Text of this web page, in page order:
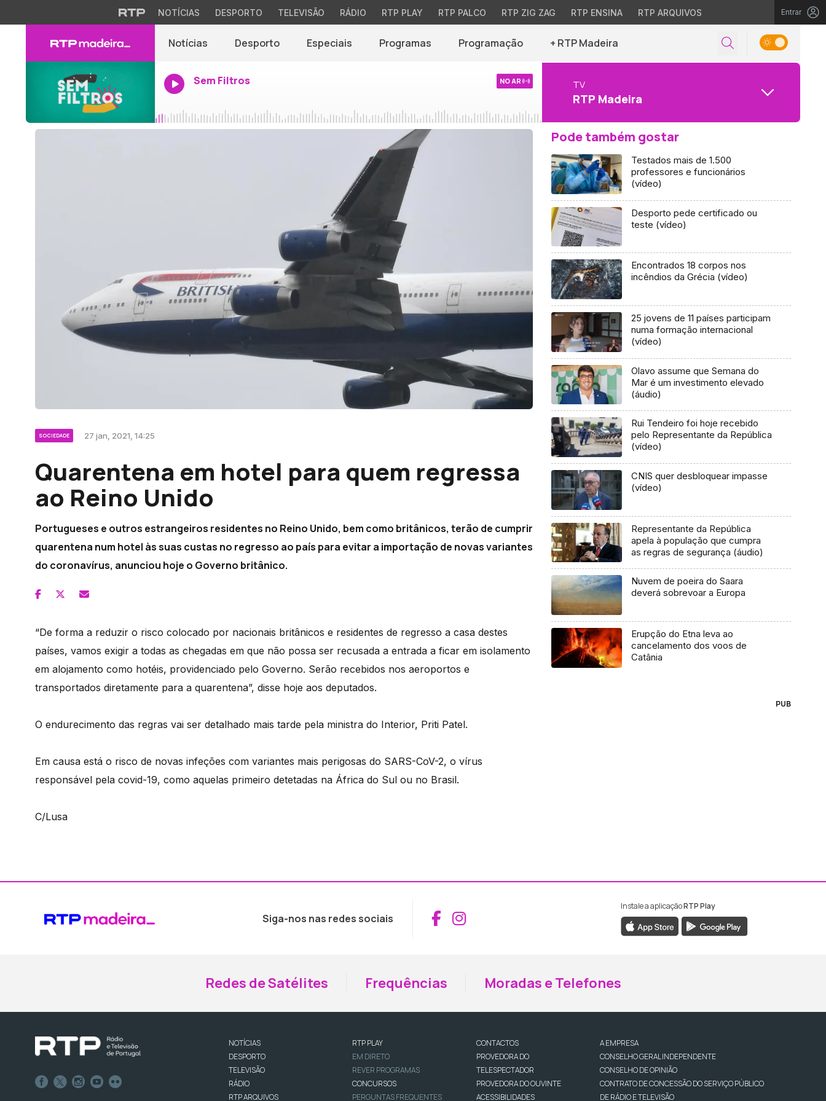
NOTÍCIAS DESPORTO TELEVISÃO RÁDIO RTP PLAY RTP PALCO RTP ZIG ZAG RTP ENSINA RTP ARQUIVOS Entrar
Notícias Desporto Especiais Programas Programação + RTP Madeira
Sem Filtros NO AR TV
RTP Madeira
SOCIEDADE 27 jan, 2021, 14:25
Quarentena em hotel para quem regressa
ao Reino Unido
Portugueses e outros estrangeiros residentes no Reino Unido, bem como britânicos, terão de cumprir
quarentena num hotel às suas custas no regresso ao país para evitar a importação de novas variantes
do coronavírus, anunciou hoje o Governo britânico.
“De forma a reduzir o risco colocado por nacionais britânicos e residentes de regresso a casa destes
países, vamos exigir a todas as chegadas em que não possa ser recusada a entrada a ficar em isolamento
em alojamento como hotéis, providenciado pelo Governo. Serão recebidos nos aeroportos e
transportados diretamente para a quarentena”, disse hoje aos deputados.
O endurecimento das regras vai ser detalhado mais tarde pela ministra do Interior, Priti Patel.
Em causa está o risco de novas infeções com variantes mais perigosas do SARS-CoV-2, o vírus
responsável pela covid-19, como aquelas primeiro detetadas na África do Sul ou no Brasil.
C/Lusa
Pode também gostar
Testados mais de 1.500
professores e funcionários
(vídeo)
Desporto pede certificado ou
teste (vídeo)
Encontrados 18 corpos nos
incêndios da Grécia (vídeo)
25 jovens de 11 países participam
numa formação internacional
(vídeo)
Olavo assume que Semana do
Mar é um investimento elevado
(áudio)
Rui Tendeiro foi hoje recebido
pelo Representante da República
(vídeo)
CNIS quer desbloquear impasse
(vídeo)
Representante da República
apela à população que cumpra
as regras de segurança (áudio)
Nuvem de poeira do Saara
deverá sobrevoar a Europa
Erupção do Etna leva ao
cancelamento dos voos de
Catânia
PUB
Siga-nos nas redes sociais Aceder ao Facebook da RTP Madeira
Aceder ao Instagram da RTP Madeira
Instale a aplicaçãoRTP Play
Redes de Satélites Frequências Moradas e Telefones
NOTÍCIAS
DESPORTO
TELEVISÃO
RÁDIO
RTP ARQUIVOS
RTP PLAY
EM DIRETO
REVER PROGRAMAS
CONCURSOS
PERGUNTAS FREQUENTES
CONTACTOS
PROVEDORA DO
TELESPECTADOR
PROVEDORA DO OUVINTE
ACESSIBILIDADES
A EMPRESA
CONSELHO GERAL INDEPENDENTE
CONSELHO DE OPINIÃO
CONTRATO DE CONCESSÃO DO SERVIÇO PÚBLICO
DE RÁDIO E TELEVISÃO